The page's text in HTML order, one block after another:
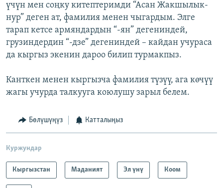
үчүн мен соңку китептеримди “Асан Жакшылык-
нур” деген ат, фамилия менен чыгардым. Элге
тарап кетсе армяндардын “-ян” дегениндей,
грузиндердин “-дзе” дегениндей – кайдан учураса
да кыргыз экенин дароо билип турмакпыз.
Канткен менен кыргызча фамилия түзүү, ага көчүү
жагы учурда талкууга коюлушу зарыл белем.
Бөлүшүңүз Катталыңыз
Куржундар
Кыргызстан Маданият Эл үнү Коом